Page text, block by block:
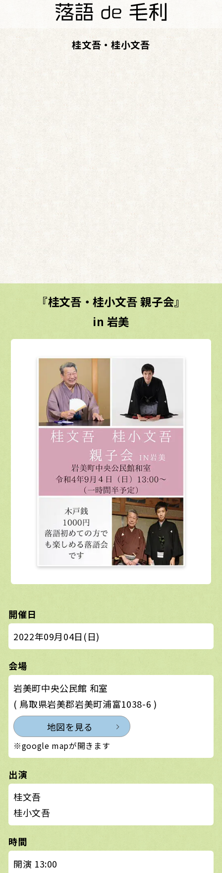
桂文吾・桂小文吾
『桂文吾・桂小文吾 親子会』
in 岩美
開催日
2022年09月04日(日)
会場
岩美町中央公民館 和室
( 鳥取県岩美郡岩美町浦富1038-6 )
地図を見る
※google mapが開きます
出演
桂文吾
桂小文吾
時間
開演 13:00